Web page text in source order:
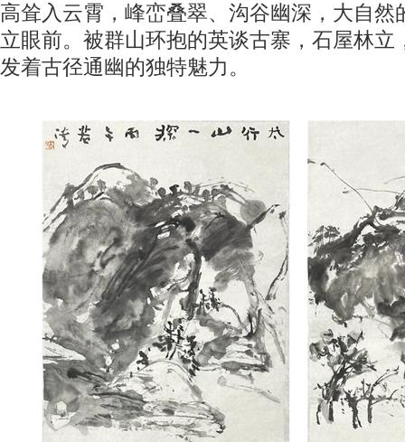
高耸入云霄，峰峦叠翠、沟谷幽深，大自然
立眼前。被群山环抱的英谈古寨，石屋林立
发着古径通幽的独特魅力。